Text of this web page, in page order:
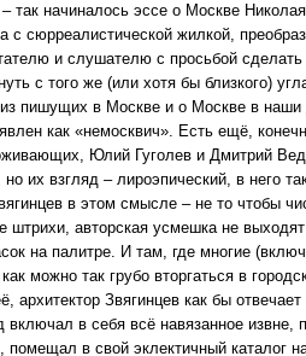
так начиналось эссе о Москве
с сюрреалистической жилкой,
и слушателю с просьбой сделать
с того же (или хотя бы близкого)
пишущих в Москве и о Москве в наши
как «немосквич». Есть ещё,
Юлий Гуголев и Дмитрий
их взгляд – лироэпический, в него
в этом смысле – не то чтобы
штрихи, авторская усмешка не
на палитре. И там, где многие
можно так грубо вторгаться в
архитектор Звягинцев как бы отвечает
в себя всё навязанное извне,
в свой эклектичный каталог